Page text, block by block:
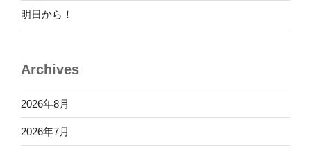
明日から！
Archives
2026年8月
2026年7月